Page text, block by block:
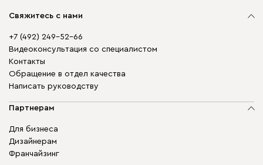
Свяжитесь с нами
+7 (492) 249-52-66
Видеоконсультация со специалистом
Контакты
Обращение в отдел качества
Написать руководству
Партнерам
Для бизнеса
Дизайнерам
Франчайзинг